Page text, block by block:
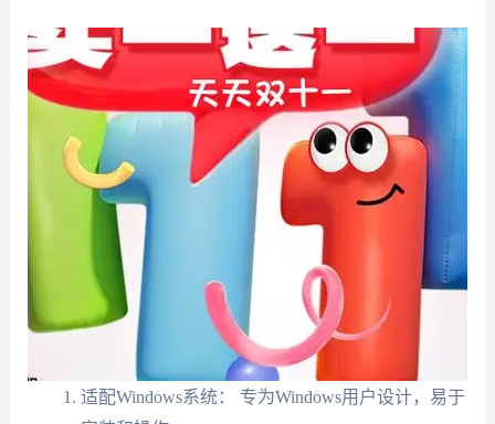
适配Windows系统： 专为Windows用户设计，易于